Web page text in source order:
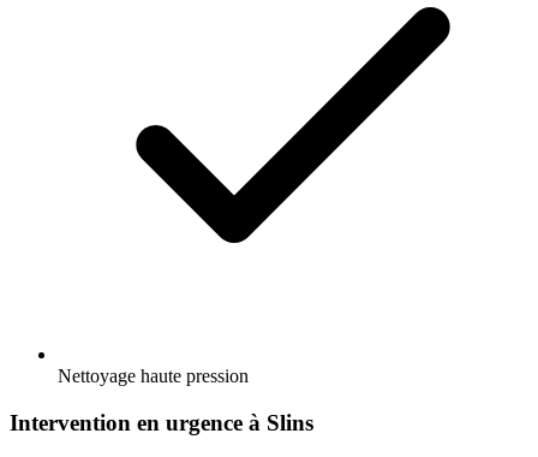
Nettoyage haute pression
Intervention en urgence à Slins